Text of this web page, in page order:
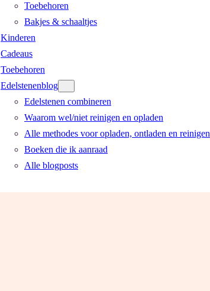
Toebehoren
Bakjes & schaaltjes
Kinderen
Cadeaus
Toebehoren
Edelstenenblog
Edelstenen combineren
Waarom wel/niet reinigen en opladen
Alle methodes voor opladen, ontladen en reinigen
Boeken die ik aanraad
Alle blogposts